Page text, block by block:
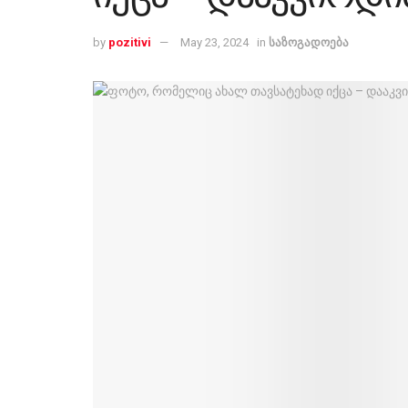
by pozitivi May 23, 2024 in საზოგადოება